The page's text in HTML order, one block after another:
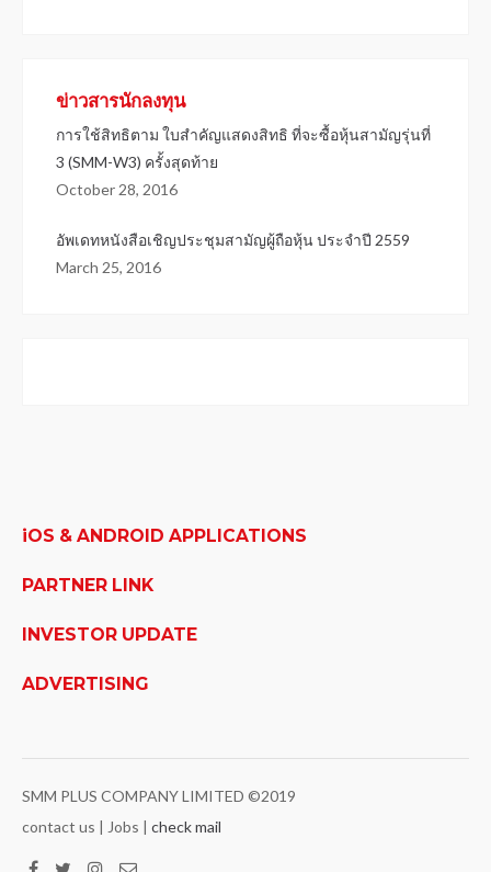
ข่าวสารนักลงทุน
การใช้สิทธิตาม ใบสำคัญแสดงสิทธิ ที่จะซื้อหุ้นสามัญรุ่นที่
3 (SMM-W3) ครั้งสุดท้าย
October 28, 2016
อัพเดทหนังสือเชิญประชุมสามัญผู้ถือหุ้น ประจำปี 2559
March 25, 2016
iOS & ANDROID APPLICATIONS
PARTNER LINK
INVESTOR UPDATE
ADVERTISING
SMM PLUS COMPANY LIMITED ©2019
contact us | Jobs | check mail